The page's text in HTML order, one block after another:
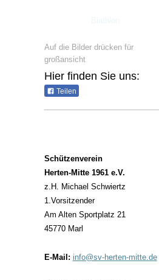
Auf die Bilder drücken für
großansicht
Hier finden Sie uns:
Teilen
Schützenverein
Herten-Mitte 1961 e.V.
z.H. Michael Schwiertz
1.Vorsitzender
Am Alten Sportplatz 21
45770 Marl
E-Mail: info@sv-herten-mitte.de